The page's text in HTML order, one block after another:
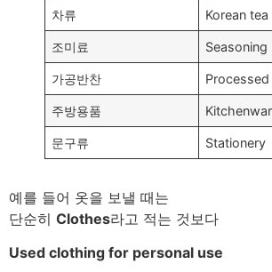
차류 Korean tea
조미료
가공반찬
주방용품
문구류 Stationery
예를 들어 옷을 보낼 때는
단순히 Clothes라고 적는 것보다
Used clothing for personal use